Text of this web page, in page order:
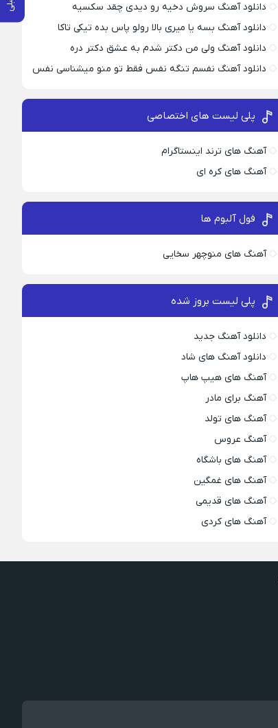
دانلود آهنگ سروش دخیه رو دیدی چقد سکسیه
دانلود آهنگ بسه یا میری بالا رولو پاس بده تیکی تاکا
دانلود آهنگ ولی من دکتر شدم به عشق دکتر دره
دانلود آهنگ نفسم تنگه نفس فقط تو منو میشناسی نفس
پلی لیست های اختصاصی
آهنگ های ترند اینستاگرام
آهنگ های کره ای
فول آلبوم ها
آهنگ های منوچهر سخایی
پلی لیست بروز شده
دانلود آهنگ جدید
دانلود آهنگ های شاد
آهنگ های هیپ هاپ
آهنگ برای مادر
آهنگ های تولد
آهنگ عروس
آهنگ های باشگاه
آهنگ های غمگین
آهنگ های قدیمی
آهنگ های کردی